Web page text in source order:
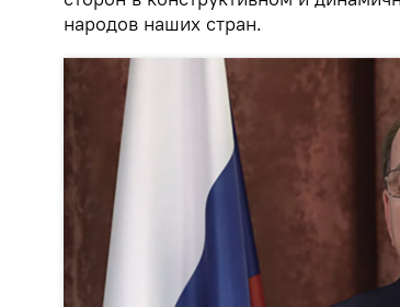
народов наших стран.